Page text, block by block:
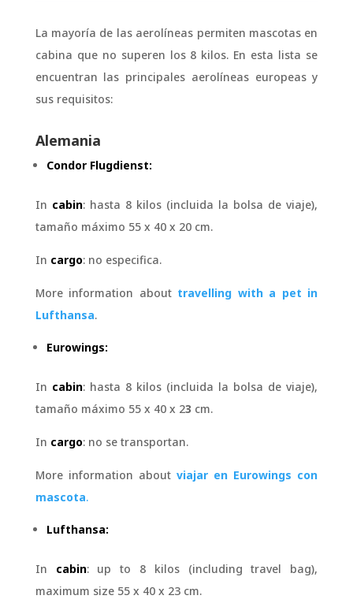
La mayoría de las aerolíneas permiten mascotas en
cabina que no superen los 8 kilos. En esta lista se
encuentran las principales aerolíneas europeas y
sus requisitos:
Alemania
Condor Flugdienst:
In cabin: hasta 8 kilos (incluida la bolsa de viaje),
tamaño máximo 55 x 40 x 20 cm.
In cargo: no especifica.
More information about travelling with a pet in
Lufthansa.
Eurowings:
In cabin: hasta 8 kilos (incluida la bolsa de viaje),
tamaño máximo 55 x 40 x 23 cm.
In cargo: no se transportan.
More information about viajar en Eurowings con
mascota.
Lufthansa:
In cabin: up to 8 kilos (including travel bag),
maximum size 55 x 40 x 23 cm.